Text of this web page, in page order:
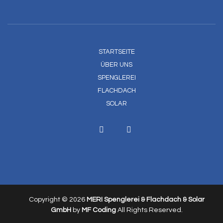
STARTSEITE
ÜBER UNS
SPENGLEREI
FLACHDACH
SOLAR
Copyright © 2026 MERI Spenglerei & Flachdach & Solar
GmbH by MF CodingAll Rights Reserved.